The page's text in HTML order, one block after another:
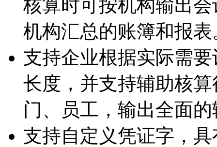
核算时可按机构输出
机构汇总的账簿和报表
支持企业根据实际需
长度，并支持辅助核
门、员工，输出全面
支持自定义凭证字，